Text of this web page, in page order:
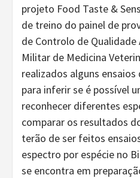
projeto Food Taste &
de treino do painel de
de Controlo de
Militar de Medicina
realizados alguns ensaios
para inferir se é possível
reconhecer diferentes
comparar os resultados
terão de ser feitos
espectro por espécie no
se encontra em